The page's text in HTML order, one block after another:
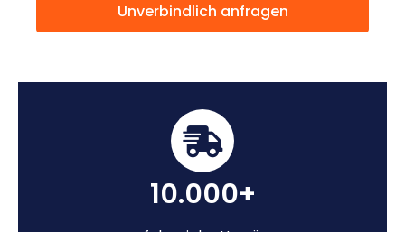
Unverbindlich anfragen
10.000+